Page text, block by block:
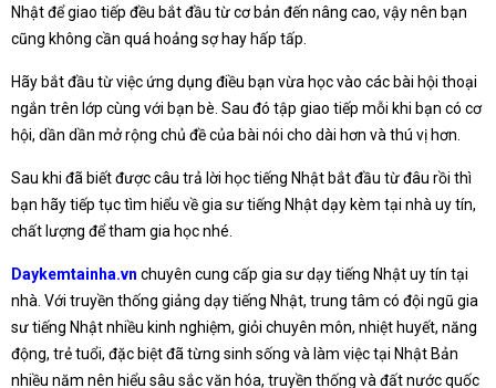
Nhật để giao tiếp đều bắt đầu từ cơ bản đến nâng cao, vậy nên bạn
cũng không cần quá hoảng sợ hay hấp tấp.
Hãy bắt đầu từ việc ứng dụng điều bạn vừa học vào các bài hội thoại
ngắn trên lớp cùng với bạn bè. Sau đó tập giao tiếp mỗi khi bạn có cơ
hội, dần dần mở rộng chủ đề của bài nói cho dài hơn và thú vị hơn.
Sau khi đã biết được câu trả lời học tiếng Nhật bắt đầu từ đâu rồi thì
bạn hãy tiếp tục tìm hiểu về gia sư tiếng Nhật dạy kèm tại nhà uy tín,
chất lượng để tham gia học nhé.
Daykemtainha.vn chuyên cung cấp gia sư dạy tiếng Nhật uy tín tại
nhà. Với truyền thống giảng dạy tiếng Nhật, trung tâm có đội ngũ gia
sư tiếng Nhật nhiều kinh nghiệm, giỏi chuyên môn, nhiệt huyết, năng
động, trẻ tuổi, đặc biệt đã từng sinh sống và làm việc tại Nhật Bản
nhiều năm nên hiểu sâu sắc văn hóa, truyền thống và đất nước quốc